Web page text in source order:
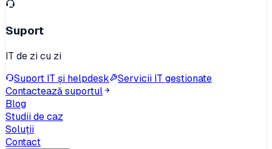
Suport
IT de zi cu zi
Suport IT și helpdesk
Servicii IT gestionate
Contactează suportul
Blog
Studii de caz
Soluții
Contact